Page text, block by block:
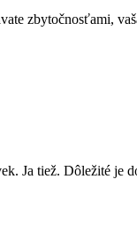
zbytočnosťami,
Ja tiež. Dôležité